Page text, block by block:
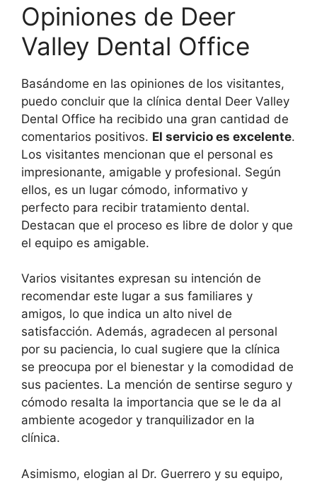
Opiniones de Deer
Valley Dental Office
Basándome en las opiniones de los visitantes,
puedo concluir que la clínica dental Deer Valley
Dental Office ha recibido una gran cantidad de
comentarios positivos. El servicio es excelente.
Los visitantes mencionan que el personal es
impresionante, amigable y profesional. Según
ellos, es un lugar cómodo, informativo y
perfecto para recibir tratamiento dental.
Destacan que el proceso es libre de dolor y que
el equipo es amigable.
Varios visitantes expresan su intención de
recomendar este lugar a sus familiares y
amigos, lo que indica un alto nivel de
satisfacción. Además, agradecen al personal
por su paciencia, lo cual sugiere que la clínica
se preocupa por el bienestar y la comodidad de
sus pacientes. La mención de sentirse seguro y
cómodo resalta la importancia que se le da al
ambiente acogedor y tranquilizador en la
clínica.
Asimismo, elogian al Dr. Guerrero y su equipo,